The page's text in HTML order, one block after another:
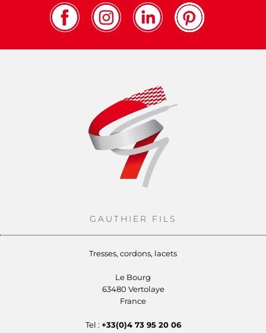
GAUTHIER FILS
Tresses, cordons, lacets
Le Bourg
63480 Vertolaye
France
Tel : +33(0)4 73 95 20 06